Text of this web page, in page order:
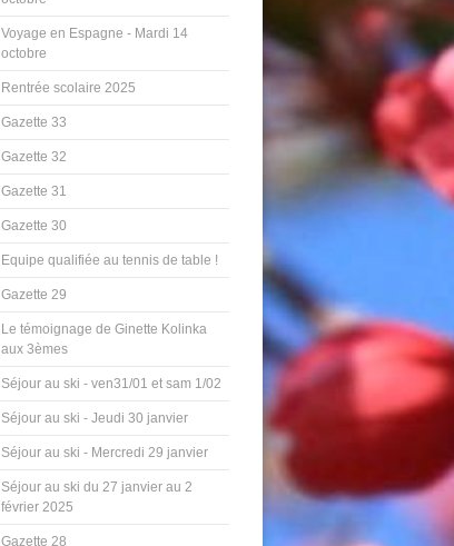
Voyage en Espagne - Mardi 14
octobre
Rentrée scolaire 2025
Gazette 33
Gazette 32
Gazette 31
Gazette 30
Equipe qualifiée au tennis de table !
Gazette 29
Le témoignage de Ginette Kolinka
aux 3èmes
Séjour au ski - ven31/01 et sam 1/02
Séjour au ski - Jeudi 30 janvier
Séjour au ski - Mercredi 29 janvier
Séjour au ski du 27 janvier au 2
février 2025
Gazette 28